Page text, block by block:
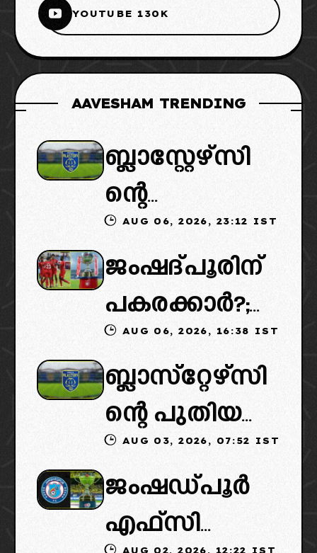
YOUTUBE 130K
AAVESHAM TRENDING
ബ്ലാസ്റ്റേഴ്സി
ന്റെ
കൈമാറ്റത്തി
ൽ ട്വിസ്റ്റ്:
പുതിയ
ഉടമകളെത്താ
ൻ വൈകും,
കോടതിയുടെ
നീക്കവും
നിർണായകം
AUG 06, 2026, 23:12 IST
ജംഷദ്പൂരിന്
പകരക്കാർ?;
ഐഎസ്എല്ലി
ൽ പുതിയ
ടീമിനെ
ഉൾപ്പെടുത്താ
ൻ
എഐഎഫ്എ
AUG 06, 2026, 16:38 IST
ബ്ലാസ്‌റ്റേഴ്‌സി
ന്റെ പുതിയ
ഉടമകളിൽ
മലബാറിൽ
നിന്നുള്ള
AUG 03, 2026, 07:52 IST
ജംഷഡ്പൂർ
എഫ്സി
AUG 02, 2026, 12:22 IST